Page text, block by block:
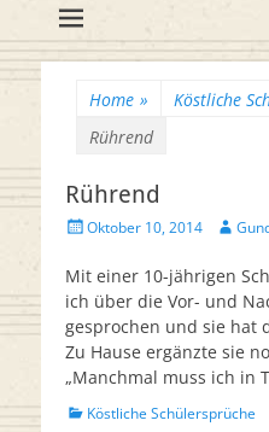
Home » Köstliche
Rührend
Rührend
Veröffentlicht
Oktober 10, 2014 Autor
Mit einer 10-jährigen
ich über die Vor- und
gesprochen und sie hat
Zu Hause ergänzte sie
„Manchmal muss ich in
Kategorien
Köstliche Schülersprüche